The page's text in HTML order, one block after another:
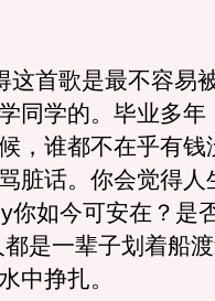
首歌是最不容易
同学的。毕业多年
，谁都不在乎有钱
脏话。你会觉得人
你如今可安在？是
是一辈子划着船
中挣扎。